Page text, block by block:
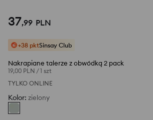
37,99 PLN
+38 pktSinsay Club
Nakrapiane talerze z obwódką 2 pack
19,00 PLN /1 szt
TYLKO ONLINE
Kolor: zielony